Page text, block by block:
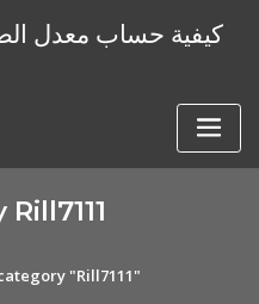
كيفية حساب معدل
"Rill7111"